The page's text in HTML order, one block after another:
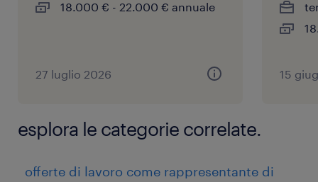
18.000 € - 22.000 € annuale
27 luglio 2026 15
esplora le categorie correlate.
offerte di lavoro come rappresentante di